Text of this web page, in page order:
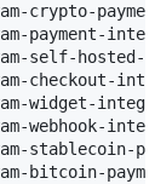
crypto-
payment-
self-hosted-
checkout-
widget-
webhook-
stablecoin-
bitcoin-